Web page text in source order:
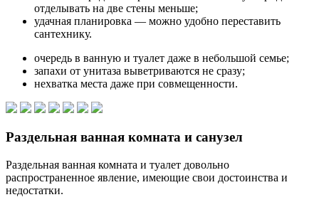
отделывать на две стены меньше;
удачная планировка — можно удобно переставить
сантехнику.
очередь в ванную и туалет даже в небольшой семье;
запахи от унитаза выветриваются не сразу;
нехватка места даже при совмещенности.
Раздельная ванная комната и санузел
Раздельная ванная комната и туалет довольно
распространенное явление, имеющие свои достоинства и
недостатки.